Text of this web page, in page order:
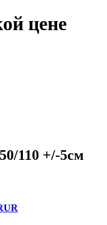
цене
110 +/-5см